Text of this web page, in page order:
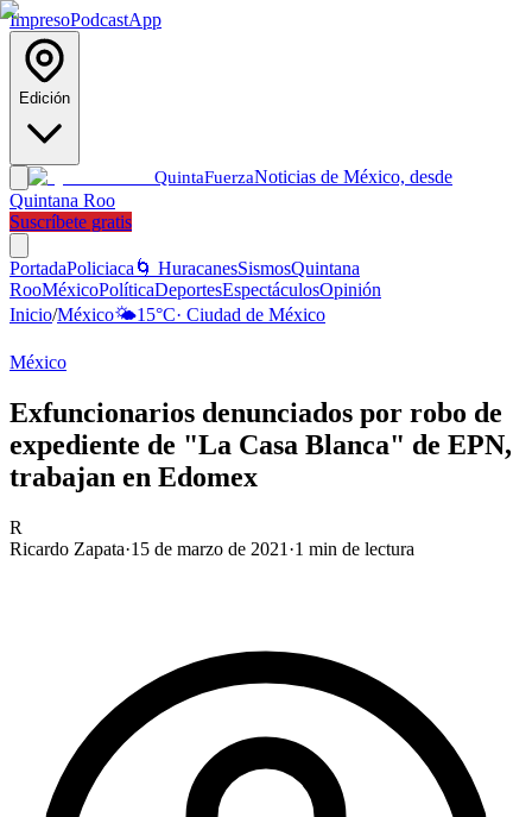
ImpresoPodcastApp
Edición
QuintaFuerzaNoticias de México, desde
Quintana Roo
Suscríbete gratis
PortadaPoliciaca 🌀 HuracanesSismosQuintana
RooMéxicoPolíticaDeportesEspectáculosOpinión
Inicio/México🌤️15°C· Ciudad de México
México
Exfuncionarios denunciados por robo de
expediente de "La Casa Blanca" de EPN,
trabajan en Edomex
R
Ricardo Zapata·15 de marzo de 2021 ·1 min de lectura